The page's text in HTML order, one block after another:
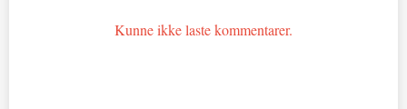
Kunne ikke laste kommentarer.